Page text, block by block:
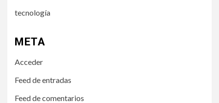
tecnología
META
Acceder
Feed de entradas
Feed de comentarios